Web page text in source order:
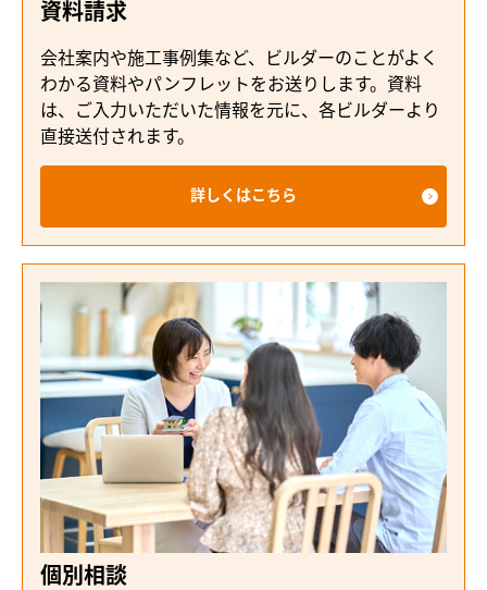
資料請求
会社案内や施工事例集など、ビルダーのことがよく
わかる資料やパンフレットをお送りします。資料
は、ご入力いただいた情報を元に、各ビルダーより
直接送付されます。
詳しくはこちら
個別相談